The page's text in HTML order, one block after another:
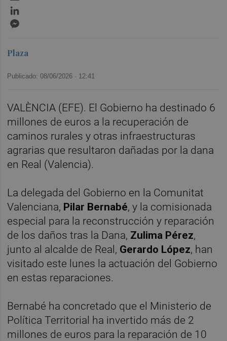
Plaza
Publicado: 08/06/2026 · 12:41
VALÈNCIA (EFE). El Gobierno ha destinado 6
millones de euros a la recuperación de
caminos rurales y otras infraestructuras
agrarias que resultaron dañadas por la dana
en Real (Valencia).
La delegada del Gobierno en la Comunitat
Valenciana, Pilar Bernabé, y la comisionada
especial para la reconstrucción y reparación
de los daños tras la Dana, Zulima Pérez,
junto al alcalde de Real, Gerardo López, han
visitado este lunes la actuación del Gobierno
en estas reparaciones.
Bernabé ha concretado que el Ministerio de
Política Territorial ha invertido más de 2
millones de euros para la reparación de 10